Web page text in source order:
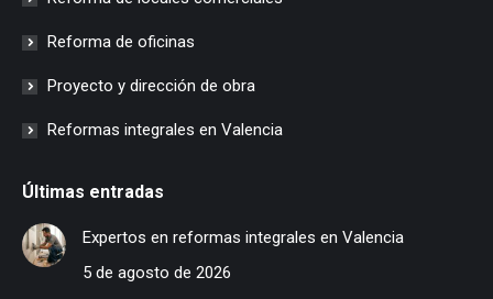
Reforma de oficinas
Proyecto y dirección de obra
Reformas integrales en Valencia
Últimas entradas
Expertos en reformas integrales en Valencia
5 de agosto de 2026